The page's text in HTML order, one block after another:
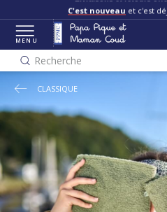
Livraisons et retours
C'est nouveau et c'est
MENU
Recherche
CLASSIQUE